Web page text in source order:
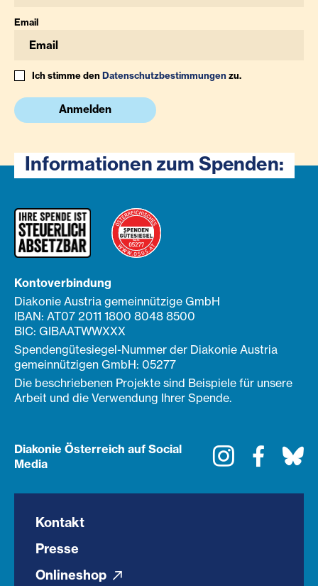
Email
Ich stimme denDatenschutzbestimmungenzu.
Anmelden
Informationen zum Spenden:
Kontoverbindung
Diakonie Austria gemeinnützige GmbH
IBAN: AT07 2011 1800 8048 8500
BIC: GIBAATWWXXX
Spendengütesiegel-Nummer der Diakonie Austria
gemeinnützigen GmbH: 05277
Die beschriebenen Projekte sind Beispiele für unsere
Arbeit und die Verwendung Ihrer Spende.
Diakonie Österreich auf Social
Media
Instagram
Kontakt
Presse
Onlineshop